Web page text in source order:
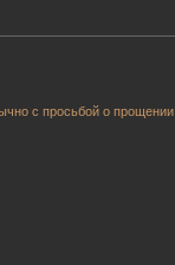
с просьбой о прощении